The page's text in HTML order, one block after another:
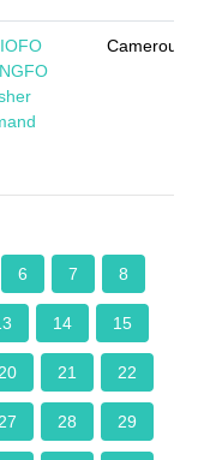
Cameroun
6 7 8
14 15
21 22
28 29